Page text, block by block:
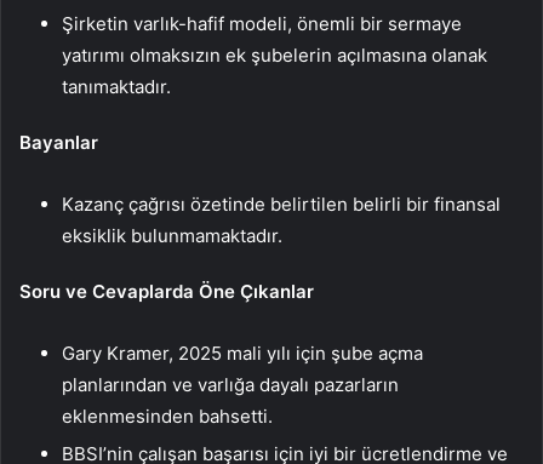
Şirketin varlık-hafif modeli, önemli bir sermaye
yatırımı olmaksızın ek şubelerin açılmasına olanak
tanımaktadır.
Bayanlar
Kazanç çağrısı özetinde belirtilen belirli bir finansal
eksiklik bulunmamaktadır.
Soru ve Cevaplarda Öne Çıkanlar
Gary Kramer, 2025 mali yılı için şube açma
planlarından ve varlığa dayalı pazarların
eklenmesinden bahsetti.
BBSI’nin çalışan başarısı için iyi bir ücretlendirme ve